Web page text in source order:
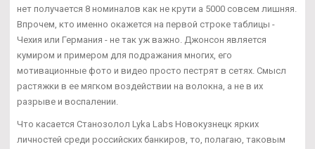
нет получается 8 номиналов как не крути а 5000 совсем лишняя.
Впрочем, кто именно окажется на первой строке таблицы -
Чехия или Германия - не так уж важно. Джонсон является
кумиром и примером для подражания многих, его
мотивационные фото и видео просто пестрят в сетях. Смысл
растяжки в ее мягком воздействии на волокна, а не в их
разрыве и воспалении.
Что касается Станозолол Lyka Labs Новокузнецк ярких
личностей среди российских банкиров, то, полагаю, таковым